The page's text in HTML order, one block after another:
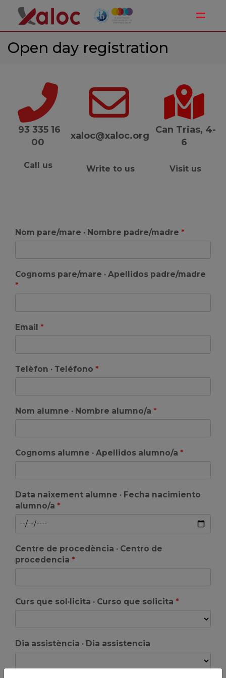
Open day registration
93 335 16
00
xaloc@xaloc.org
Can Trias, 4-
6
Call us Write to us Visit us
Nom pare/mare · Nombre padre/madre
Cognoms pare/mare · Apellidos padre/madre
Email
Telèfon · Teléfono
Nom alumne · Nombre alumno/a
Cognoms alumne · Apellidos alumno/a
Data naixement alumne · Fecha nacimiento
alumno/a
Centre de procedència · Centro de
procedencia
Curs que sol·licita · Curso que solicita
Dia assistència · Dia assistencia